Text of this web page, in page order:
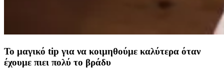
Το μαγικό tip για να κοιμηθούμε καλύτερα όταν
έχουμε πιει πολύ το βράδυ